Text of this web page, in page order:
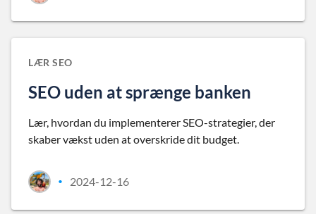
LÆR SEO
SEO uden at sprænge banken
Lær, hvordan du implementerer SEO-strategier, der
skaber vækst uden at overskride dit budget.
• 2024-12-16